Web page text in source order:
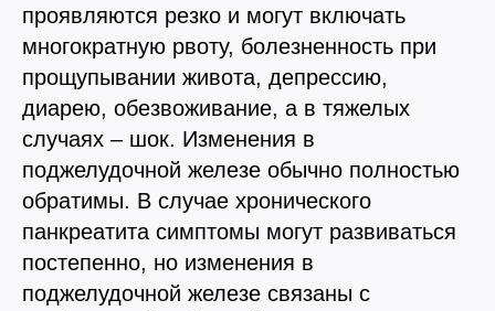
проявляются резко и могут включать
многократную рвоту, болезненность при
прощупывании живота, депрессию,
диарею, обезвоживание, а в тяжелых
случаях – шок. Изменения в
поджелудочной железе обычно полностью
обратимы. В случае хронического
панкреатита симптомы могут развиваться
постепенно, но изменения в
поджелудочной железе связаны с